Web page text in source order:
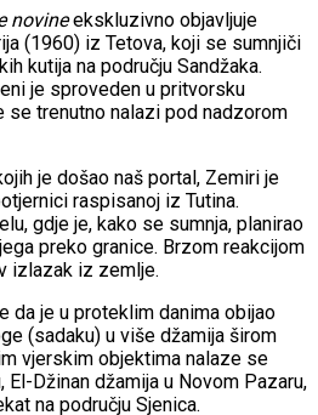
novineekskluzivno objavljuje
(1960) iz Tetova, koji se sumnjiči
kutija na području Sandžaka.
je sproveden u pritvorsku
se trenutno nalazi pod nadzorom
je došao naš portal, Zemiri je
raspisanoj iz Tutina.
gdje je, kako se sumnja, planirao
preko granice. Brzom reakcijom
izlazak iz zemlje.
da je u proteklim danima obijao
(sadaku) u više džamija širom
vjerskim objektima nalaze se
El-Džinan džamija u Novom Pazaru,
na području Sjenica.